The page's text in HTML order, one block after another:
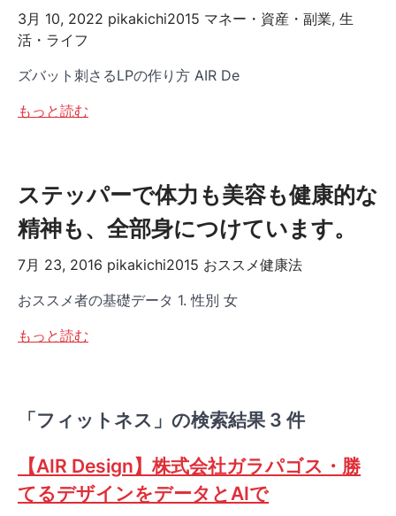
3月 10, 2022 pikakichi2015 マネー・資産・副業, 生
活・ライフ
ズバット刺さるLPの作り方 AIR De
もっと読む
ステッパーで体力も美容も健康的な
精神も、全部身につけています。
7月 23, 2016 pikakichi2015 おススメ健康法
おススメ者の基礎データ 1. 性別 女
もっと読む
「フィットネス」の検索結果 3 件
【AIR Design】株式会社ガラパゴス・勝
てるデザインをデータとAIで